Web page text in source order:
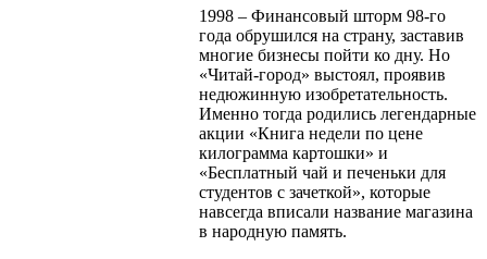
1998 – Финансовый шторм 98-го
года обрушился на страну, заставив
многие бизнесы пойти ко дну. Но
«Читай-город» выстоял, проявив
недюжинную изобретательность.
Именно тогда родились легендарные
акции «Книга недели по цене
килограмма картошки» и
«Бесплатный чай и печеньки для
студентов с зачеткой», которые
навсегда вписали название магазина
в народную память.